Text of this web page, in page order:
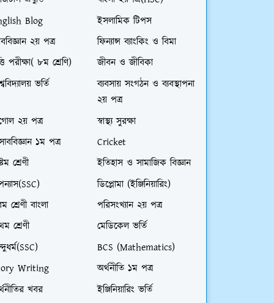
Blog
ইসলামিক টিপস
২য় পত্র
ফিন্যান্স ব্যাংকিং ও বিমা
পরীক্ষা( ৮ম শ্রেণি)
জীবন ও জীবিকা
ভর্তি
ব্যবসায় সংগঠন ও ব্যবস্থাপনা
২য় পত্র
২য় পত্র
স্বাস্থ্য সুরক্ষা
১ম পত্র
Cricket
শ্রেণী
ইতিহাস ও সামাজিক বিজ্ঞান
ডিপ্লোমা (ইঞ্জিনিয়ারিং)
শ্রেণী বাংলা
পরিসংখ্যান ২য় পত্র
শ্রেণী
মেডিকেল ভর্তি
BCS (Mathematics)
Writing
অর্থনীতি ১ম পত্র
খবর
ইঞ্জিনিয়ারিং ভর্তি